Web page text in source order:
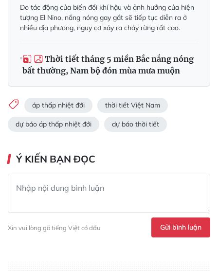
Do tác động của biến đổi khí hậu và ảnh hưởng của hiện
tượng El Nino, nắng nóng gay gắt sẽ tiếp tục diễn ra ở
nhiều địa phương, nguy cơ xảy ra cháy rừng rất cao.
Thời tiết tháng 5 miền Bắc nắng nóng
bất thường, Nam bộ đón mùa mưa muộn
áp thấp nhiệt đới thời tiết Việt Nam
dự báo áp thấp nhiệt đới dự báo thời tiết
Ý KIẾN BẠN ĐỌC
Xin vui lòng gõ tiếng Việt có dấu Gửi bình luận